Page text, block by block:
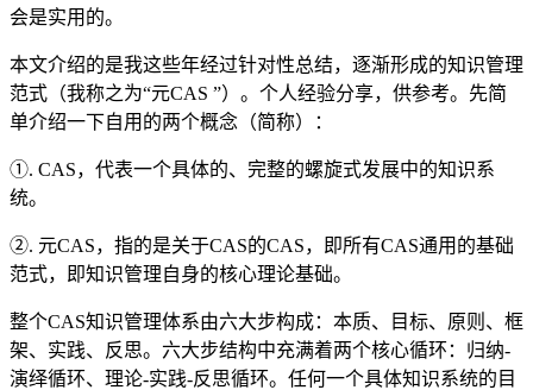
会是实用的。​
本文介绍的是我这些年经过针对性总结，逐渐形成的知识管理
范式（我称之为“元CAS ”）。个人经验分享，供参考。先简
单介绍一下自用的两个概念（简称）：
①. CAS，代表一个具体的、完整的螺旋式发展中的知识系
统。
②. 元CAS，指的是关于CAS的CAS，即所有CAS通用的基础
范式，即知识管理自身的核心理论基础。
整个CAS知识管理体系由六大步构成：本质、目标、原则、框
架、实践、反思。六大步结构中充满着两个核心循环：归纳-
演绎循环、理论-实践-反思循环。任何一个具体知识系统的目